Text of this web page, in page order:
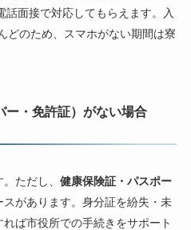
話面接で対応してもらえます。入
どのため、スマホがない期間は寮
ー・免許証）がない場合
ただし、 健康保険証・パスポー
があります。身分証を紛失・未
ば市役所での手続きをサポート